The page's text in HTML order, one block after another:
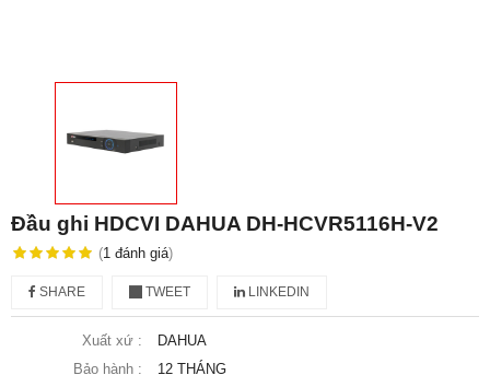
Đầu ghi HDCVI DAHUA DH-HCVR5116H-V2
(1 đánh giá)
SHARE TWEET LINKEDIN
Xuất xứ :
DAHUA
Bảo hành :
12 THÁNG